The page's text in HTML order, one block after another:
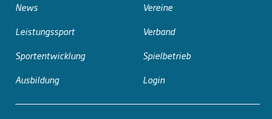
News
Leistungssport
Sportentwicklung
Ausbildung
Vereine
Verband
Spielbetrieb
Login